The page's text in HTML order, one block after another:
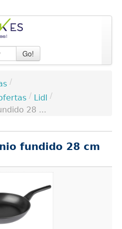
Go!
/
/ Lidl /
28 ...
fundido 28 cm